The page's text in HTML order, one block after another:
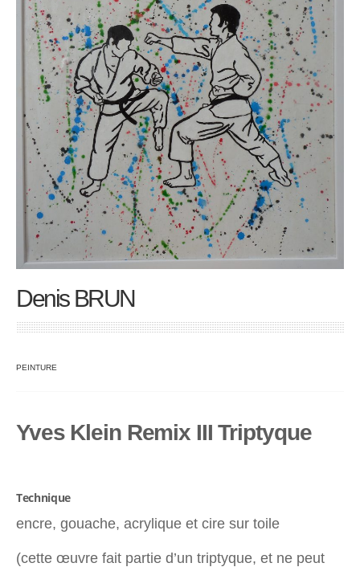
Denis BRUN
PEINTURE
Yves Klein Remix III Triptyque
Technique
encre, gouache, acrylique et cire sur toile
(cette œuvre fait partie d’un triptyque, et ne peut